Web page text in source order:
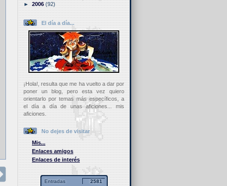
►2006(92)
El día a día...
¡Hola!, resulta que me ha vuelto a dar por
poner un blog, pero esta vez quiero
orientarlo por temas más específicos, a
el día a día de unas aficiones... mis
aficiones.
No dejes de visitar
Mis...
Enlaces amigos
Enlaces de interés
Entradas 2581